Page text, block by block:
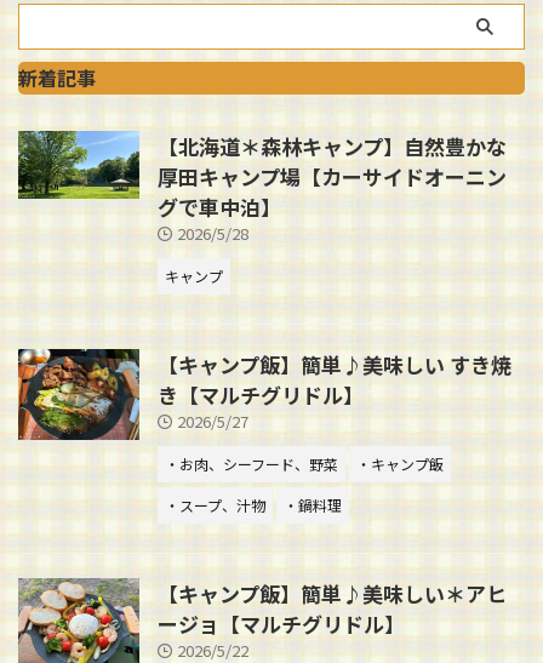
新着記事
【北海道＊森林キャンプ】自然豊かな
厚田キャンプ場【カーサイドオーニン
グで車中泊】
2026/5/28
キャンプ
【キャンプ飯】簡単♪美味しい すき焼
き【マルチグリドル】
2026/5/27
・お肉、シーフード、野菜
・キャンプ飯
・スープ、汁物
・鍋料理
【キャンプ飯】簡単♪美味しい＊アヒ
ージョ【マルチグリドル】
2026/5/22